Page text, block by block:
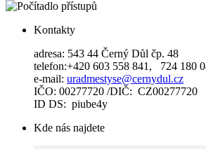
Kontakty
adresa: 543 44 Černý Důl čp. 48
telefon:+420 603 558 841, 724 180
e-mail: uradmestyse@cernydul.cz
IČO: 00277720 /DIČ: CZ00277720
ID DS: piube4y
Kde nás najdete